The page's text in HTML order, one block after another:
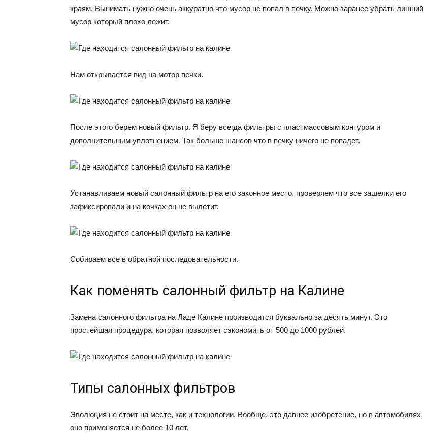
краям. Вынимать нужно очень аккуратно что мусор не попал в печку. Можно заранее убрать лишний
мусор который плохо лежит.
Нам открывается вид на мотор печки.
После этого берем новый фильтр. Я беру всегда фильтры с пластмассовым контуром и
дополнительным уплотнением. Так больше шансов что в печку ничего не попадет.
Устанавливаем новый салонный фильтр на его законное место, проверяем что все защелки его
зафиксировали и на кочках он не вылетит.
Собираем все в обратной последовательности.
Как поменять салонный фильтр на Калине
Замена салонного фильтра на Ладе Калине производится буквально за десять минут. Это
простейшая процедура, которая позволяет сэкономить от 500 до 1000 рублей.
Типы салонных фильтров
Эволюция не стоит на месте, как и технологии. Вообще, это давнее изобретение, но в автомобилях
оно применяется не более 10 лет.